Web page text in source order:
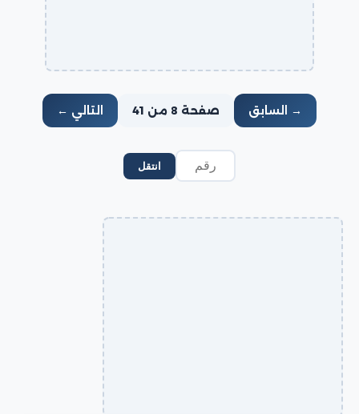
→ السابق صفحة 8 من 41 التالي ←
انتقل